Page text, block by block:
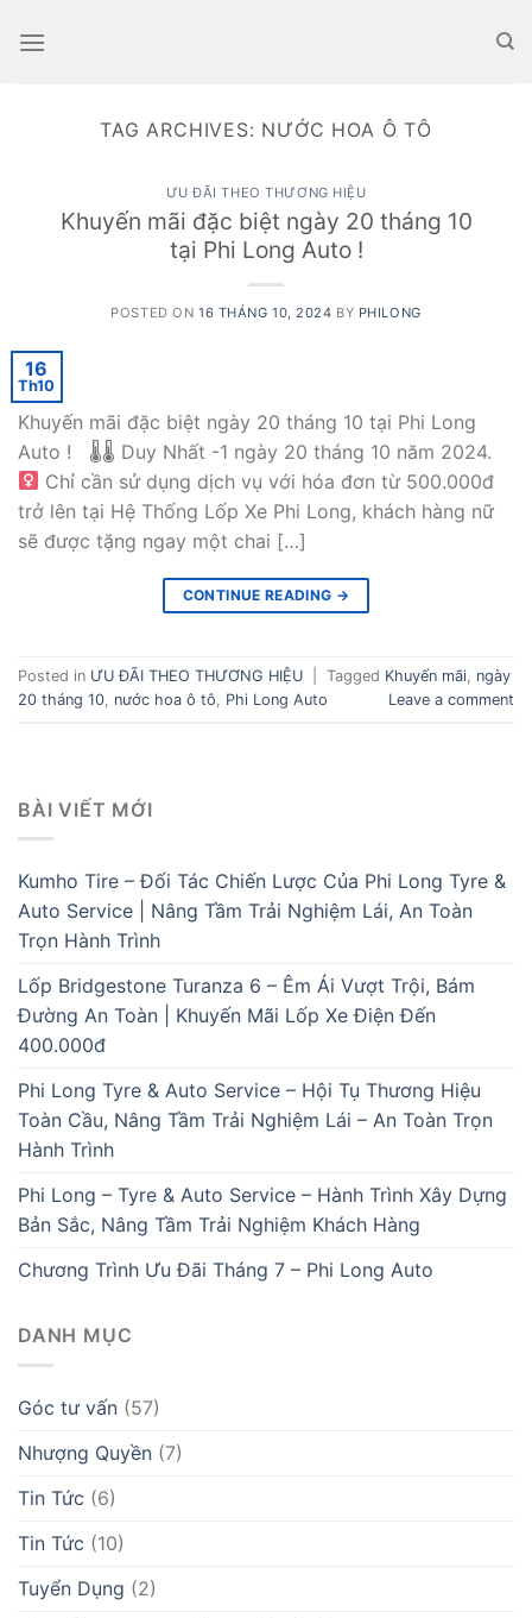
TAG ARCHIVES: NƯỚC HOA Ô TÔ
ƯU ĐÃI THEO THƯƠNG HIỆU
Khuyến mãi đặc biệt ngày 20 tháng 10
tại Phi Long Auto !
POSTED ON 16 THÁNG 10, 2024 BY PHILONG
16
Th10
Khuyến mãi đặc biệt ngày 20 tháng 10 tại Phi Long
Auto ! 🌡🌡 Duy Nhất -1 ngày 20 tháng 10 năm 2024.
Chỉ cần sử dụng dịch vụ với hóa đơn từ 500.000đ
trở lên tại Hệ Thống Lốp Xe Phi Long, khách hàng nữ
sẽ được tặng ngay một chai […]
CONTINUE READING →
Posted in ƯU ĐÃI THEO THƯƠNG HIỆU Tagged Khuyến mãi ngày
20 tháng 10 nước hoa ô tô Phi Long Auto Leave a comment
BÀI VIẾT MỚI
Kumho Tire – Đối Tác Chiến Lược Của Phi Long Tyre &
Auto Service | Nâng Tầm Trải Nghiệm Lái, An Toàn
Trọn Hành Trình
Lốp Bridgestone Turanza 6 – Êm Ái Vượt Trội, Bám
Đường An Toàn | Khuyến Mãi Lốp Xe Điện Đến
400.000đ
Phi Long Tyre & Auto Service – Hội Tụ Thương Hiệu
Toàn Cầu, Nâng Tầm Trải Nghiệm Lái – An Toàn Trọn
Hành Trình
Phi Long – Tyre & Auto Service – Hành Trình Xây Dựng
Bản Sắc, Nâng Tầm Trải Nghiệm Khách Hàng
Chương Trình Ưu Đãi Tháng 7 – Phi Long Auto
DANH MỤC
Góc tư vấn (57)
Nhượng Quyền (7)
Tin Tức (6)
Tin Tức (10)
Tuyển Dụng (2)